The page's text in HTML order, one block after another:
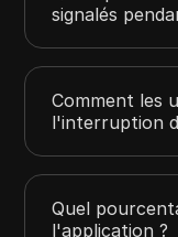
signalés
Comment les
l'interruption
Quel
l'application ?